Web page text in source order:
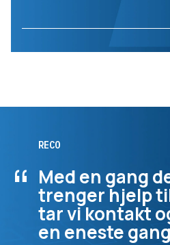
“
RECO
Med en gang
trenger hjelp
tar vi kontakt
en eneste